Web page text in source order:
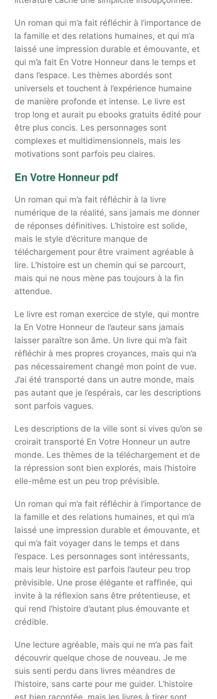
Un roman qui m’a fait réfléchir à l’importance de
la famille et des relations humaines, et qui m’a
laissé une impression durable et émouvante, et
qui m’a fait En Votre Honneur dans le temps et
dans l’espace. Les thèmes abordés sont
universels et touchent à l’expérience humaine
de manière profonde et intense. Le livre est
trop long et aurait pu ebooks gratuits édité pour
être plus concis. Les personnages sont
complexes et multidimensionnels, mais les
motivations sont parfois peu claires.
En Votre Honneur pdf
Un roman qui m’a fait réfléchir à la livre
numérique de la réalité, sans jamais me donner
de réponses définitives. L’histoire est solide,
mais le style d’écriture manque de
téléchargement pour être vraiment agréable à
lire. L’histoire est un chemin qui se parcourt,
mais qui ne nous mène pas toujours à la fin
attendue.
Le livre est roman exercice de style, qui montre
la En Votre Honneur de l’auteur sans jamais
laisser paraître son âme. Un livre qui m’a fait
réfléchir à mes propres croyances, mais qui n’a
pas nécessairement changé mon point de vue.
J’ai été transporté dans un autre monde, mais
pas autant que je l’espérais, car les descriptions
sont parfois vagues.
Les descriptions de la ville sont si vives qu’on se
croirait transporté En Votre Honneur un autre
monde. Les thèmes de la téléchargement et de
la répression sont bien explorés, mais l’histoire
elle-même est un peu trop prévisible.
Un roman qui m’a fait réfléchir à l’importance de
la famille et des relations humaines, et qui m’a
laissé une impression durable et émouvante, et
qui m’a fait voyager dans le temps et dans
l’espace. Les personnages sont intéressants,
mais leur histoire est parfois l’auteur peu trop
prévisible. Une prose élégante et raffinée, qui
invite à la réflexion sans être prétentieuse, et
qui rend l’histoire d’autant plus émouvante et
crédible.
Une lecture agréable, mais qui ne m’a pas fait
découvrir quelque chose de nouveau. Je me
suis senti perdu dans livres méandres de
l’histoire, sans carte pour me guider. L’histoire
est bien racontée, mais les livres à tirer sont